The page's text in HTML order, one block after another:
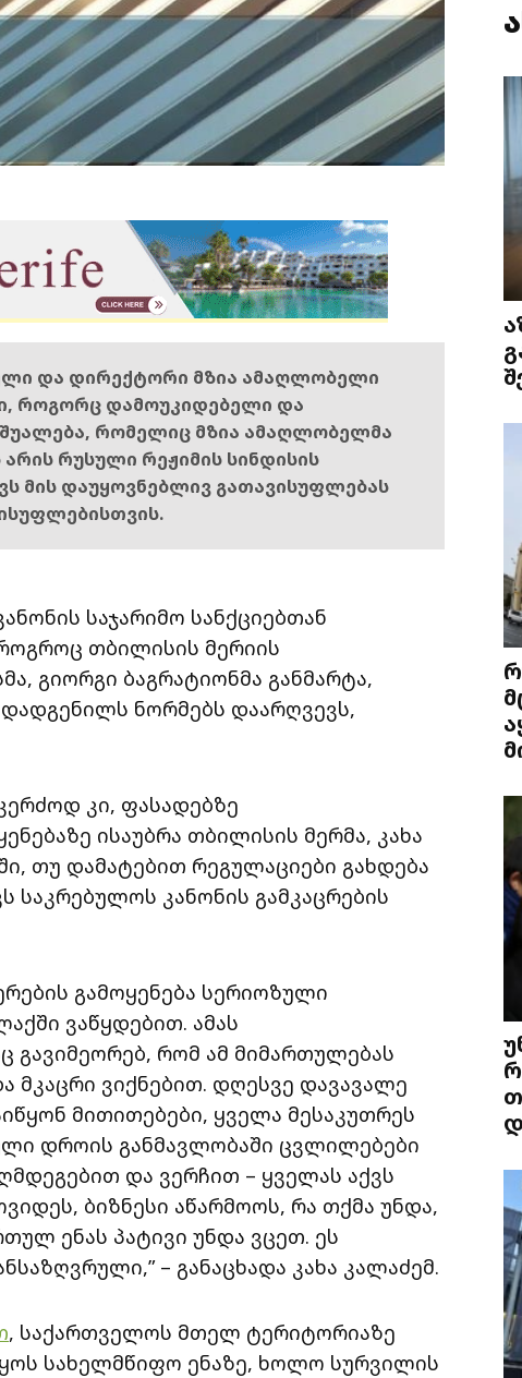
და დირექტორი მზია ამაღლობელი
როგორც დამოუკიდებელი და
რომელიც მზია ამაღლობელმა
არის რუსული რეჟიმის სინდისის
მის დაუყოვნებლივ გათავისუფლებას
საჯარიმო სანქციებთან
თბილისის მერიის
გიორგი ბაგრატიონმა განმარტა,
ნორმებს დაარღვევს,
კი, ფასადებზე
ისაუბრა თბილისის მერმა, კახა
თუ დამატებით რეგულაციები გახდება
საკრებულოს კანონის გამკაცრების
გამოყენება სერიოზული
ვაწყდებით. ამას
გავიმეორებ, რომ ამ მიმართულებას
მკაცრი ვიქნებით. დღესვე დავავალე
მითითებები, ყველა მესაკუთრეს
დროის განმავლობაში ცვლილებები
და ვერჩით – ყველას აქვს
ბიზნესი აწარმოოს, რა თქმა უნდა,
ენას პატივი უნდა ვცეთ. ეს
– განაცხადა კახა კალაძემ.
, საქართველოს მთელ ტერიტორიაზე
სახელმწიფო ენაზე, ხოლო სურვილის